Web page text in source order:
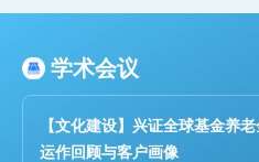
学术会议
【文化建设】兴证全球基金养
运作回顾与客户画像